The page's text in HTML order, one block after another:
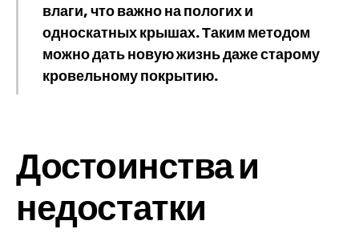
влаги, что важно на пологих и
односкатных крышах. Таким методом
можно дать новую жизнь даже старому
кровельному покрытию.
Достоинства и
недостатки